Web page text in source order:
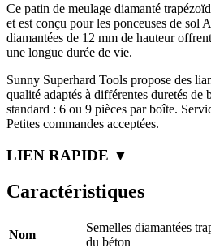
Ce patin de meulage diamanté
et est conçu pour les ponceuses de sol
diamantées de 12 mm de hauteur
une longue durée de vie.
Sunny Superhard Tools propose des
qualité adaptés à différentes duretés de
standard : 6 ou 9 pièces par boîte.
Petites commandes acceptées.
LIEN RAPIDE ▼
Caractéristiques
Nom
Semelles diamantées
du béton